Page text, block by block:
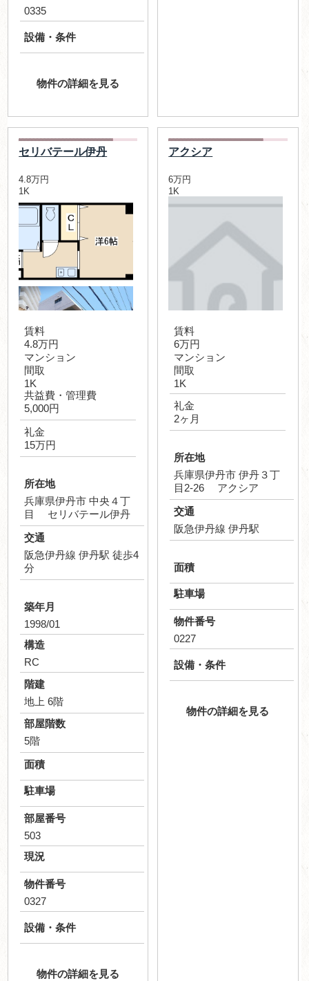
0335
設備・条件
物件の詳細を見る
セリバテール伊丹
4.8万円
1K
賃料
4.8万円
マンション
間取
1K
共益費・管理費
5,000円
礼金
15万円
所在地
兵庫県伊丹市 中央４丁
目 セリバテール伊丹
交通
阪急伊丹線 伊丹駅 徒歩4
分
築年月
1998/01
構造
RC
階建
地上 6階
部屋階数
5階
面積
駐車場
部屋番号
503
現況
物件番号
0327
設備・条件
物件の詳細を見る
アクシア
6万円
1K
賃料
6万円
マンション
間取
1K
礼金
2ヶ月
所在地
兵庫県伊丹市 伊丹３丁
目2-26 アクシア
交通
阪急伊丹線 伊丹駅
面積
駐車場
物件番号
0227
設備・条件
物件の詳細を見る